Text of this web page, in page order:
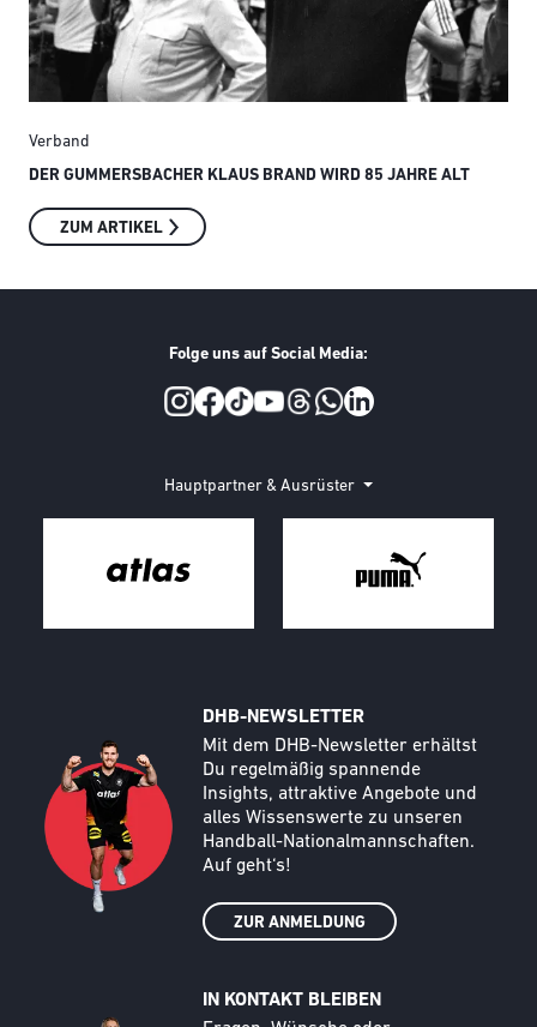
Verband
DER GUMMERSBACHER KLAUS BRAND WIRD 85 JAHRE ALT
ZUM ARTIKEL
Folge uns auf Social Media:
Hauptpartner & Ausrüster
DHB-NEWSLETTER
Text
Mit dem DHB-Newsletter erhältst
Du regelmäßig spannende
Insights, attraktive Angebote und
alles Wissenswerte zu unseren
Handball-Nationalmannschaften.
Auf geht‘s!
ZUR ANMELDUNG
Call to action image
IN KONTAKT BLEIBEN